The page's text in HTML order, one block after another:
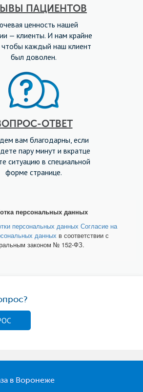
ПАЦИЕНТОВ
ценность нашей
— клиенты. И нам крайне
каждый наш клиент
был доволен.
ОТВЕТ
вам благодарны, если
пару минут и вкратце
ситуацию в специальной
форме странице.
персональных данных
персональных данных Согласие на
данных в соответствии с
законом № 152-ФЗ.
в Воронеже